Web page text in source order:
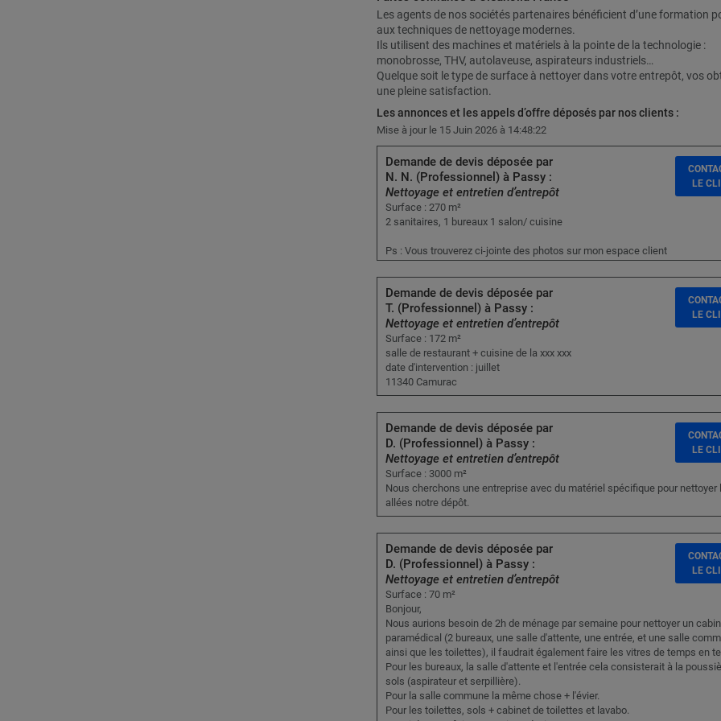
Les agents de nos sociétés partenaires bénéficient d’une formation
aux techniques de nettoyage modernes.
Ils utilisent des machines et matériels à la pointe de la technologie :
monobrosse, THV, autolaveuse, aspirateurs industriels…
Quelque soit le type de surface à nettoyer dans votre entrepôt, vos
une pleine satisfaction.
Les annonces et les appels d’offre déposés par nos clients :
Mise à jour le 15 Juin 2026 à 14:48:22
Demande de devis déposée par
N. N. (Professionnel) à Passy :
Nettoyage et entretien d’entrepôt
Surface : 270 m²
2 sanitaires, 1 bureaux 1 salon/ cuisine
Ps : Vous trouverez ci-jointe des photos sur mon espace client
LE
Demande de devis déposée par
T. (Professionnel) à Passy :
Nettoyage et entretien d’entrepôt
Surface : 172 m²
salle de restaurant + cuisine de la xxx xxx
date d'intervention : juillet
11340 Camurac
LE
Demande de devis déposée par
D. (Professionnel) à Passy :
Nettoyage et entretien d’entrepôt
Surface : 3000 m²
Nous cherchons une entreprise avec du matériel spécifique pour nettoyer
allées notre dépôt.
LE
Demande de devis déposée par
D. (Professionnel) à Passy :
Nettoyage et entretien d’entrepôt
Surface : 70 m²
Bonjour,
Nous aurions besoin de 2h de ménage par semaine pour nettoyer un
paramédical (2 bureaux, une salle d'attente, une entrée, et une salle
ainsi que les toilettes), il faudrait également faire les vitres de temps en
Pour les bureaux, la salle d'attente et l'entrée cela consisterait à la
sols (aspirateur et serpillière).
Pour la salle commune la même chose + l'évier.
Pour les toilettes, sols + cabinet de toilettes et lavabo.
LE